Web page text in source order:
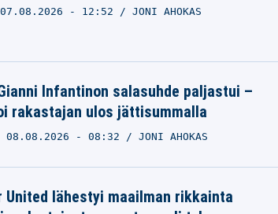
07.08.2026 - 12:52 JONI AHOKAS
Infantinon salasuhde paljastui –
rakastajan ulos jättisummalla
08.08.2026 - 08:32 JONI AHOKAS
United lähestyi maailman rikkainta